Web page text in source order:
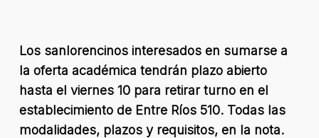
Los sanlorencinos interesados en sumarse a
la oferta académica tendrán plazo abierto
hasta el viernes 10 para retirar turno en el
establecimiento de Entre Ríos 510. Todas las
modalidades, plazos y requisitos, en la nota.